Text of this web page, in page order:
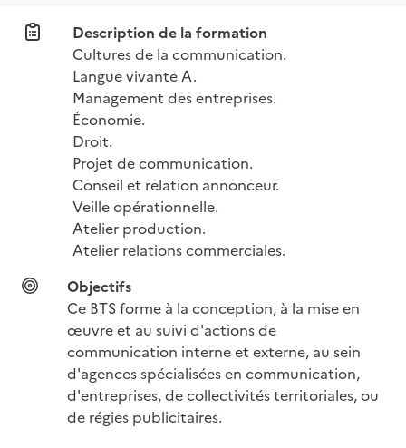
Description de la formation
Cultures de la communication.
Langue vivante A.
Management des entreprises.
Économie.
Droit.
Projet de communication.
Conseil et relation annonceur.
Veille opérationnelle.
Atelier production.
Atelier relations commerciales.
Objectifs
Ce BTS forme à la conception, à la mise en
œuvre et au suivi d'actions de
communication interne et externe, au sein
d'agences spécialisées en communication,
d'entreprises, de collectivités territoriales, ou
de régies publicitaires.